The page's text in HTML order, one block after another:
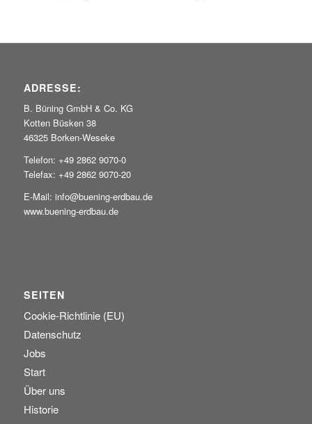
ADRESSE:
B. Büning GmbH & Co. KG
Kotten Büsken 38
46325 Borken-Weseke
Telefon: +49 2862 9070-0
Telefax: +49 2862 9070-20
E-Mail: info@buening-erdbau.de
www.buening-erdbau.de
SEITEN
Cookie-Richtlinie (EU)
Datenschutz
Jobs
Start
Über uns
Historie